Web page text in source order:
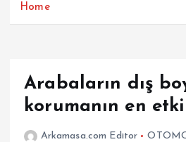
Home
Arabaların dış
korumanın en
Arkamasa.com Editor